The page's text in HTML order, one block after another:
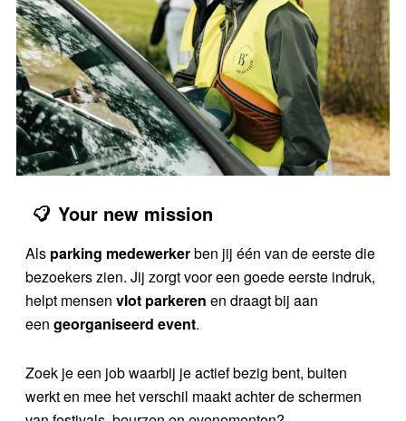
Your new mission
Als parking medewerkerben jij één van de eerste die
bezoekers zien. Jij zorgt voor een goede eerste indruk,
helpt mensen vlot parkeren en draagt bij aan
een georganiseerd event.
Zoek je een job waarbij je actief bezig bent, buiten
werkt en mee het verschil maakt achter de schermen